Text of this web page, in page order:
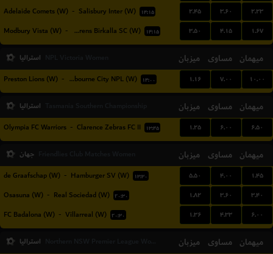
Adelaide Comets (W) - Salisbury Inter (W) ۱۴:۱۵ ۲.۴۵ ۳.۶۰ ۲.۲۳
Modbury Vista (W) - West Torrens Birkalla SC (W) ۱۴:۱۵ ۳.۵۰ ۴.۱۵ ۱.۶۷
استرالیا میزبان مساوی میهمان
Preston Lions (W) - Melbourne City NPL (W) ۱۴:۰۰ ۱.۱۶ ۷.۰۰ ۱۰.۰۰
استرالیا میزبان مساوی میهمان
Olympia FC Warriors - Clarence Zebras FC II ۱۳:۴۵ ۱.۲۵ ۶.۰۰ ۶.۵۰
جهان میزبان مساوی میهمان
de Graafschap (W) - Hamburger SV (W) ۱۳:۳۰ ۵.۵۰ ۴.۰۰ ۱.۴۵
Osasuna (W) - Real Sociedad (W) ۲۰:۳۰ ۱.۸۲ ۳.۶۰ ۳.۴۰
FC Badalona (W) - Villarreal (W) ۲۰:۳۰ ۱.۳۶ ۴.۳۳ ۶.۰۰
استرالیا میزبان مساوی میهمان